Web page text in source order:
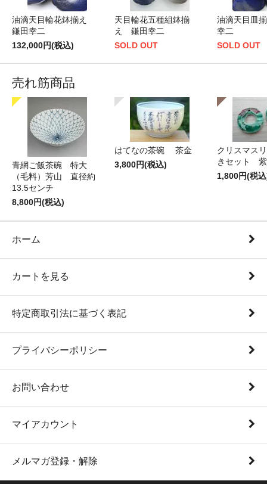
油滴天目輪花鉢揃え
鎌田幸二
132,000円(税込)
天目輪花五種組鉢揃
え 鎌田幸二
SOLD OUT
油滴天目皿
幸二
SOLD OUT
売れ筋商品
青網ご飯茶碗 特大
（毛料）芳山 直径約
13.5センチ
8,800円(税込)
はてなの茶碗 茶金
3,800円(税込)
クリスマス
きセット
1,800円(税
ホーム
カートを見る
特定商取引法に基づく表記
プライバシーポリシー
お問い合わせ
マイアカウント
メルマガ登録・解除